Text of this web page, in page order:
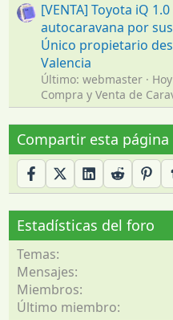
[VENTA] Toyota iQ
autocaravana por
Único propietario
Valencia
Último: webmaster
Compra y Venta de
Compartir esta página
Estadísticas del foro
Temas
Mensajes
Miembros
Último miembro